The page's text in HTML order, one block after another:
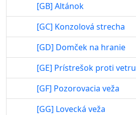
[GB] Altánok
[GC] Konzolová strecha
[GD] Domček na hranie
[GE] Prístrešok proti vetru
[GF] Pozorovacia veža
[GG] Lovecká veža